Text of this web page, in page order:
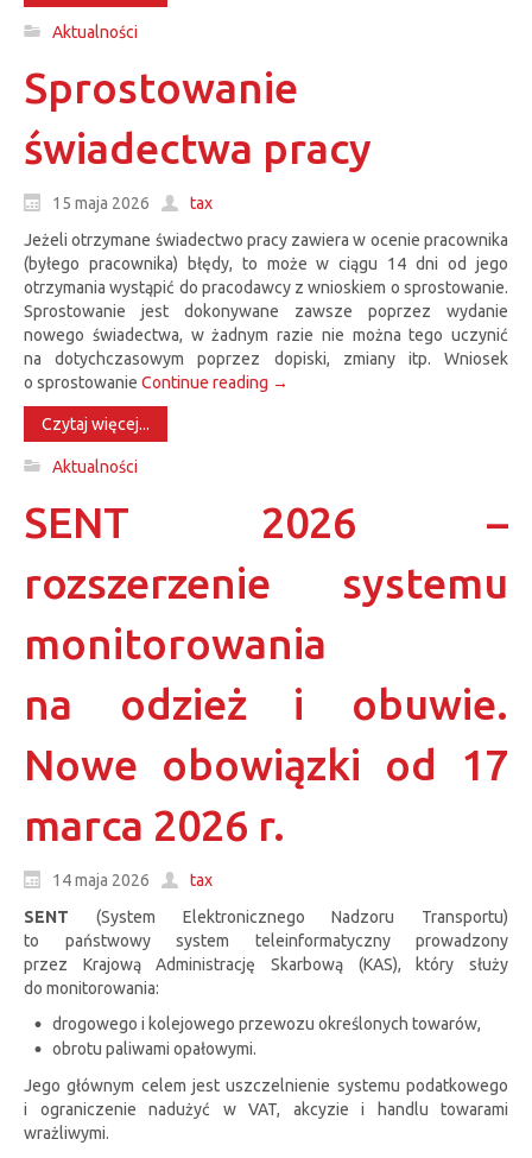
Aktualności
Sprostowanie
świadectwa pracy
15 maja 2026
tax
Jeżeli otrzymane świadectwo pracy zawiera w ocenie pracownika
(byłego pracownika) błędy, to może w ciągu 14 dni od jego
otrzymania wystąpić do pracodawcy z wnioskiem o sprostowanie.
Sprostowanie jest dokonywane zawsze poprzez wydanie
nowego świadectwa, w żadnym razie nie można tego uczynić
na dotychczasowym poprzez dopiski, zmiany itp. Wniosek
o sprostowanie Continue reading →
Czytaj więcej...
Aktualności
SENT 2026 –
rozszerzenie systemu
monitorowania
na odzież i obuwie.
Nowe obowiązki od 17
marca 2026 r.
14 maja 2026
tax
SENT (System Elektronicznego Nadzoru Transportu)
to państwowy system teleinformatyczny prowadzony
przez Krajową Administrację Skarbową (KAS), który służy
do monitorowania:
drogowego i kolejowego przewozu określonych towarów,
obrotu paliwami opałowymi.
Jego głównym celem jest uszczelnienie systemu podatkowego
i ograniczenie nadużyć w VAT, akcyzie i handlu towarami
wrażliwymi.